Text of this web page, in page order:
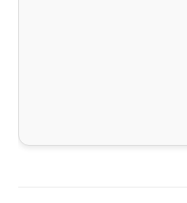
المرحلة الاعدادية